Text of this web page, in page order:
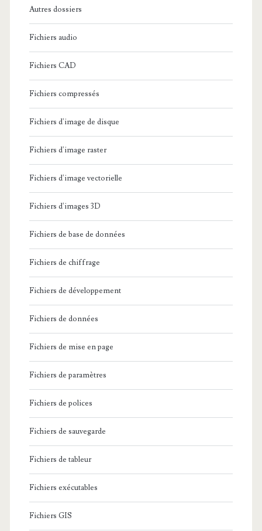
Autres dossiers
Fichiers audio
Fichiers CAD
Fichiers compressés
Fichiers d'image de disque
Fichiers d'image raster
Fichiers d'image vectorielle
Fichiers d'images 3D
Fichiers de base de données
Fichiers de chiffrage
Fichiers de développement
Fichiers de données
Fichiers de mise en page
Fichiers de paramètres
Fichiers de polices
Fichiers de sauvegarde
Fichiers de tableur
Fichiers exécutables
Fichiers GIS